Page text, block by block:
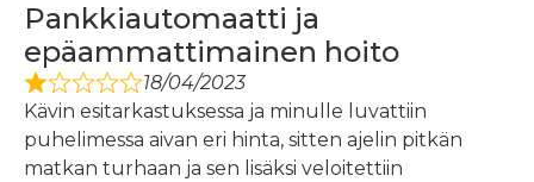
Pankkiautomaatti ja
epäammattimainen hoito
18/04/2023
Kävin esitarkastuksessa ja minulle luvattiin
puhelimessa aivan eri hinta, sitten ajelin pitkän
matkan turhaan ja sen lisäksi veloitettiin